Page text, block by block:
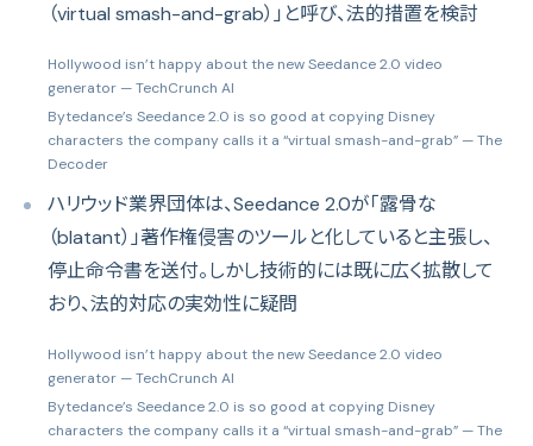
（virtual smash-and-grab）」と呼び、法的措置を検討
Hollywood isn’t happy about the new Seedance 2.0 video
generator — TechCrunch AI
Bytedance’s Seedance 2.0 is so good at copying Disney
characters the company calls it a “virtual smash-and-grab” — The
Decoder
ハリウッド業界団体は、Seedance 2.0が「露骨な
（blatant）」著作権侵害のツールと化していると主張し、
停止命令書を送付。しかし技術的には既に広く拡散して
おり、法的対応の実効性に疑問
Hollywood isn’t happy about the new Seedance 2.0 video
generator — TechCrunch AI
Bytedance’s Seedance 2.0 is so good at copying Disney
characters the company calls it a “virtual smash-and-grab” — The